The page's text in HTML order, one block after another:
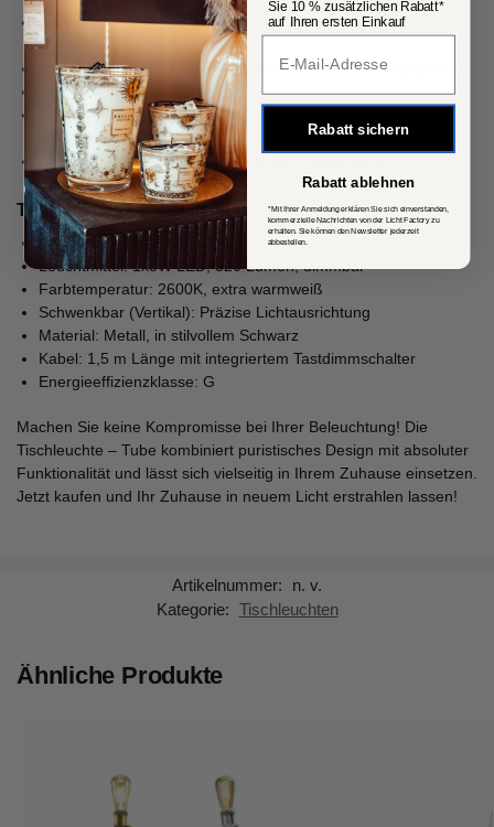
Edles, minimalistisches Design: Für moderne und puristische
Einrichtungen
Flexibel schwenkbar: Bringt Licht dorthin, wo Sie es brauchen
Extra warmweißes Licht : Für eine gemütliche Atmosphäre
Energieeffizient: 5W Verbrauch bei 230V, energiesparende
LED-Technik
Hochwertiges Material: Aus robustem Metall gefertigt
Technische Details auf einen Blick:
Maße: Ø9,6 cm, Höhe 12,5 cm
Leuchtmittel: 1x5W LED, 320 Lumen, dimmbar
Farbtemperatur: 2600K, extra warmweiß
Schwenkbar (Vertikal): Präzise Lichtausrichtung
Material: Metall, in stilvollem Schwarz
Kabel: 1,5 m Länge mit integriertem Tastdimmschalter
Energieeffizienzklasse: G
Machen Sie keine Kompromisse bei Ihrer Beleuchtung! Die
Tischleuchte – Tube kombiniert puristisches Design mit absoluter
Funktionalität und lässt sich vielseitig in Ihrem Zuhause einsetzen.
Jetzt kaufen und Ihr Zuhause in neuem Licht erstrahlen lassen!
Artikelnummer:
n. v.
Kategorie: Tischleuchten
Ähnliche Produkte
Sie 10 % zusätzlichen Rabatt*
auf Ihren ersten Einkauf
Rabatt sichern
Rabatt ablehnen
*Mit Ihrer Anmeldung erklären Sie sich einverstanden,
kommerzielle Nachrichten von der Licht Factory zu
erhalten. Sie können den Newsletter jederzeit
abbestellen.